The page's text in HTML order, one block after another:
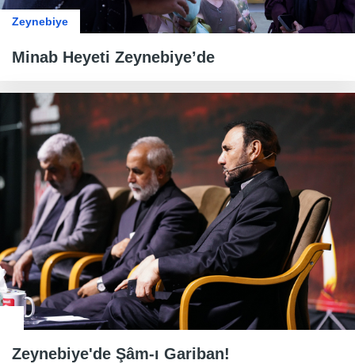
Zeynebiye
Minab Heyeti Zeynebiye’de
Zeynebiye'de Şâm-ı Gariban!